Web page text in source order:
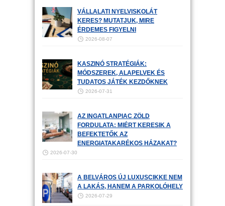
VÁLLALATI NYELVISKOLÁT
KERES? MUTATJUK, MIRE
ÉRDEMES FIGYELNI
2026-08-07
KASZINÓ STRATÉGIÁK:
MÓDSZEREK, ALAPELVEK ÉS
TUDATOS JÁTÉK KEZDŐKNEK
2026-07-31
AZ INGATLANPIAC ZÖLD
FORDULATA: MIÉRT KERESIK A
BEFEKTETŐK AZ
ENERGIATAKARÉKOS HÁZAKAT?
2026-07-30
A BELVÁROS ÚJ LUXUSCIKKE NEM
A LAKÁS, HANEM A PARKOLÓHELY
2026-07-29